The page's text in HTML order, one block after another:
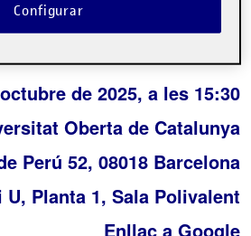
de 2025, a les 15:30
Oberta de Catalunya
Perú 52, 08018 Barcelona
U, Planta 1, Sala Polivalent
Enllaç a Google
Configurar